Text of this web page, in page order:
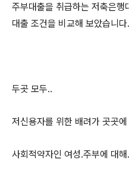
주부대출을 취급하는 저축은
대출 조건을 비교해 보았습니다.
두곳 모두..
저신용자를 위한 배려가 곳곳
사회적약자인 여성.주부에 대해